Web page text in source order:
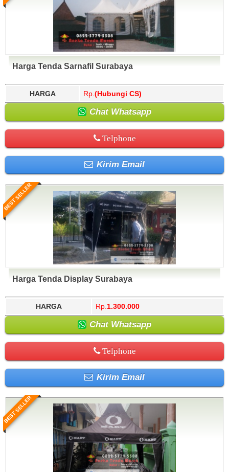
Harga Tenda Sarnafil Surabaya
HARGA Rp. (Hubungi CS)
Chat Whatsapp
Telphone
Kirim Email
BEST SELLER
Harga Tenda Display Surabaya
HARGA Rp. 1.300.000
Chat Whatsapp
Telphone
Kirim Email
BEST SELLER